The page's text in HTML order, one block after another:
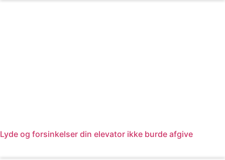
Lyde og forsinkelser din elevator ikke burde afgive